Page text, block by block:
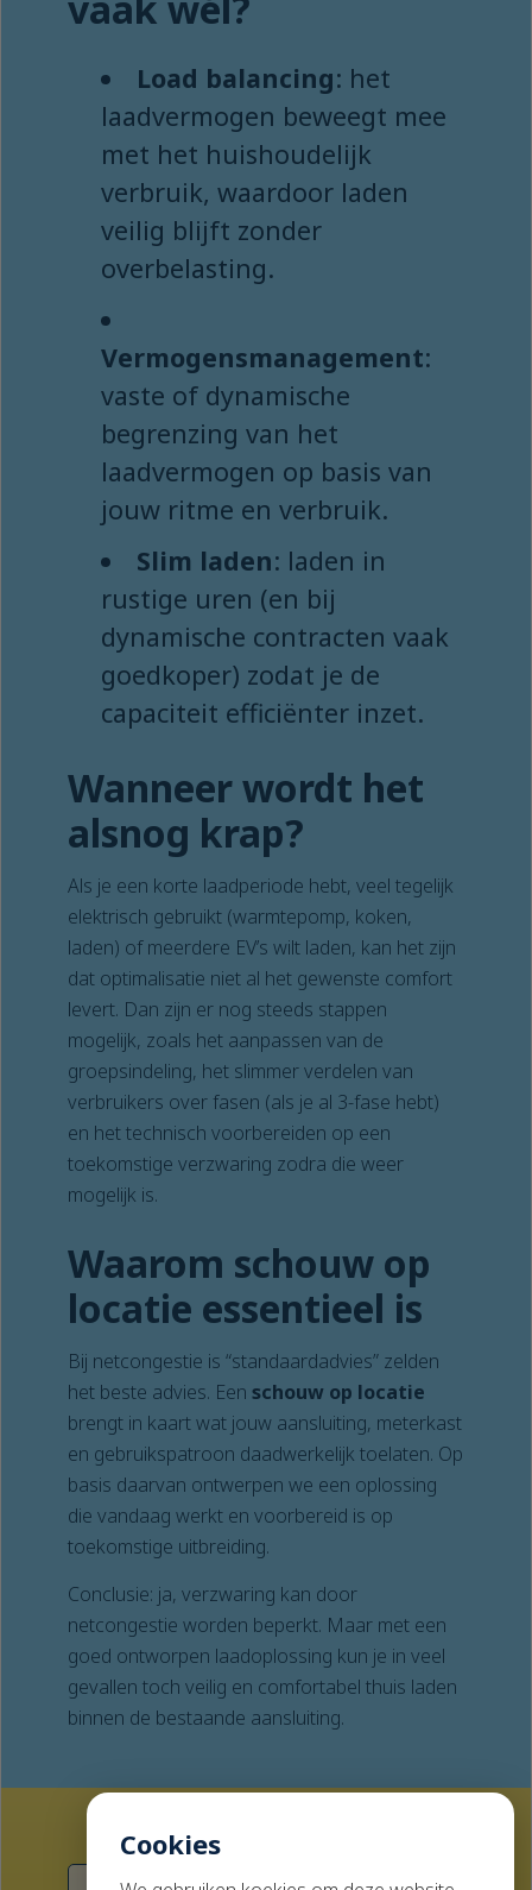
Load balancing: het
laadvermogen beweegt mee
met het huishoudelijk
verbruik, waardoor laden
veilig blijft zonder
overbelasting.
Vermogensmanagement:
vaste of dynamische
begrenzing van het
laadvermogen op basis van
jouw ritme en verbruik.
Slim laden: laden in
rustige uren (en bij
dynamische contracten vaak
goedkoper) zodat je de
capaciteit efficiënter inzet.
Wanneer wordt het
alsnog krap?
Als je een korte laadperiode hebt, veel tegelijk
elektrisch gebruikt (warmtepomp, koken,
laden) of meerdere EV’s wilt laden, kan het zijn
dat optimalisatie niet al het gewenste comfort
levert. Dan zijn er nog steeds stappen
mogelijk, zoals het aanpassen van de
groepsindeling, het slimmer verdelen van
verbruikers over fasen (als je al 3-fase hebt)
en het technisch voorbereiden op een
toekomstige verzwaring zodra die weer
mogelijk is.
Waarom schouw op
locatie essentieel is
Bij netcongestie is “standaardadvies” zelden
het beste advies. Een schouw op locatie
brengt in kaart wat jouw aansluiting, meterkast
en gebruikspatroon daadwerkelijk toelaten. Op
basis daarvan ontwerpen we een oplossing
die vandaag werkt en voorbereid is op
toekomstige uitbreiding.
Conclusie: ja, verzwaring kan door
netcongestie worden beperkt. Maar met een
goed ontworpen laadoplossing kun je in veel
gevallen toch veilig en comfortabel thuis laden
binnen de bestaande aansluiting.
Cookies